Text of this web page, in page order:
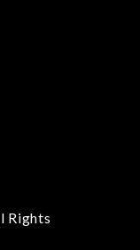
Rights